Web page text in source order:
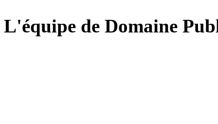
L'équipe de Domaine